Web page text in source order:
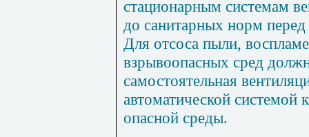
стационарным системам
до санитарных норм
Для отсоса пыли,
взрывоопасных сред
самостоятельная
автоматической системой
опасной среды.